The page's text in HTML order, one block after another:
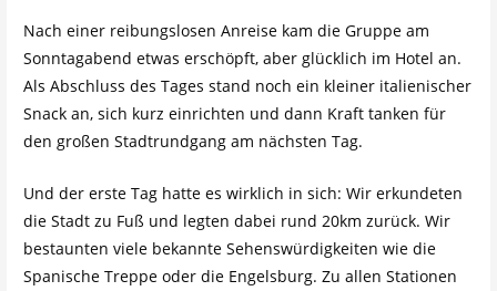
Nach einer reibungslosen Anreise kam die Gruppe am
Sonntagabend etwas erschöpft, aber glücklich im Hotel an.
Als Abschluss des Tages stand noch ein kleiner italienischer
Snack an, sich kurz einrichten und dann Kraft tanken für
den großen Stadtrundgang am nächsten Tag.
Und der erste Tag hatte es wirklich in sich: Wir erkundeten
die Stadt zu Fuß und legten dabei rund 20km zurück. Wir
bestaunten viele bekannte Sehenswürdigkeiten wie die
Spanische Treppe oder die Engelsburg. Zu allen Stationen